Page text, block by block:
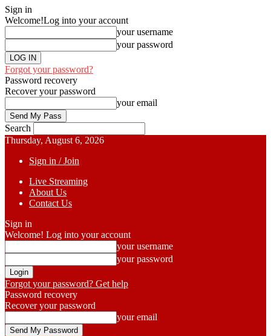
Sign in
Welcome!Log into your account
your username
your password
Forgot your password?
Password recovery
Recover your password
your email
Search
Thursday, August 6, 2026
Sign in / Join
Live Streaming
About Us
Contact Us
Sign in
Welcome! Log into your account
your username
your password
Forgot your password? Get help
Password recovery
Recover your password
your email